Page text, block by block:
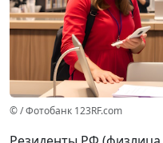
© / Фотобанк 123RF.com